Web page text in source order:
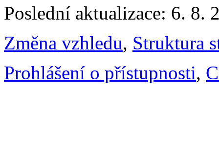
Poslední aktualizace: 6. 8.
Změna vzhledu, Struktura
Prohlášení o přístupnosti,